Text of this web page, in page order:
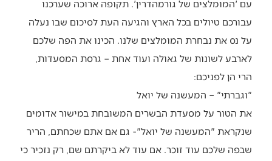
עם 'המומלצים של גורמהדרין'. תקופה ארוכה שערכנו
עבורכם טיולים בכל הארץ והגיעה העת לסיכום שבו נעלה
על נס את נבחרת המומלצים שלנו. הכינו את הפה שלכם
לארבע לשונות של גאולה ועוד אחת – גרסת המסעדות,
הרי הן לפניכם:
"וגברתי" – המעשנה של יואל
את הטור על מסעדת הבשרים המשובחת במישור אדומים
שנקראת "המעשנה של יואל"- גם אם אתם שכחתם, הריר
שבפה שלכם עוד זוכר. אם עוד לא ביקרתם שם, רק נזכיר כי